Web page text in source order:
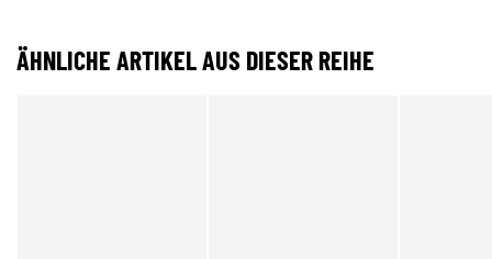
ÄHNLICHE ARTIKEL AUS DIESER REIHE